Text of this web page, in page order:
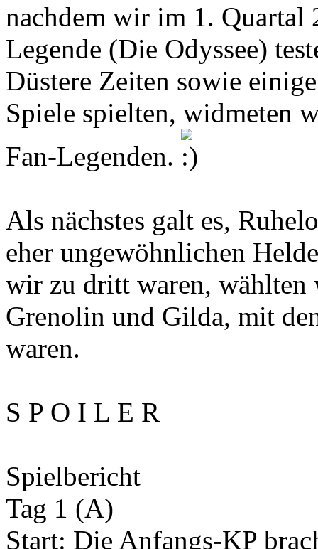
nachdem wir im 1. Quartal
Legende (Die Odyssee)
Düstere Zeiten sowie
Spiele spielten, widmeten
Fan-Legenden.
Als nächstes galt es,
eher ungewöhnlichen
wir zu dritt waren,
Grenolin und Gilda, mit
waren.
S P O I L E R
Spielbericht
Tag 1 (A)
Start: Die Anfangs-KP